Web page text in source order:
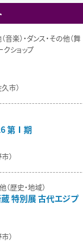
音楽）・ダンス・その他（舞
クショップ
市）
第Ⅰ期
）
（歴史・地域）
特別展 古代エジプ
）